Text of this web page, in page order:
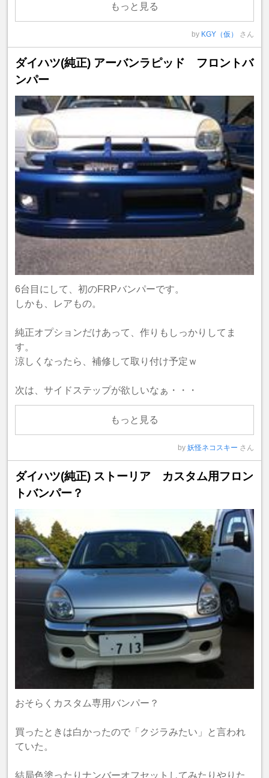
もっと見る
by KGY（仮） さん
ダイハツ(純正) アーバンラピッド フロントバ
ンパー
6台目にして、初のFRPバンパーです。
しかも、レアもの。
純正オプションだけあって、作りもしっかりしてま
す。
涼しくなったら、補修して取り付け予定ｗ
次は、サイドステップが欲しいなぁ・・・
もっと見る
by 妖怪ネコスキー さん
ダイハツ(純正) ストーリア カスタム用フロン
トバンパー？
おそらくカスタム専用バンパー？
買ったときは白かったので「クジラみたい」と言われ
ていた。
結局色塗ったりナンバーオフセットしてみたりやりた